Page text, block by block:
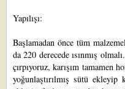
Yapılışı:
Başlamadan önce tüm
da 220 derecede ısınmış
çırpıyoruz, karışım tamamen
yoğunlaştırılmış sütü ekleyip